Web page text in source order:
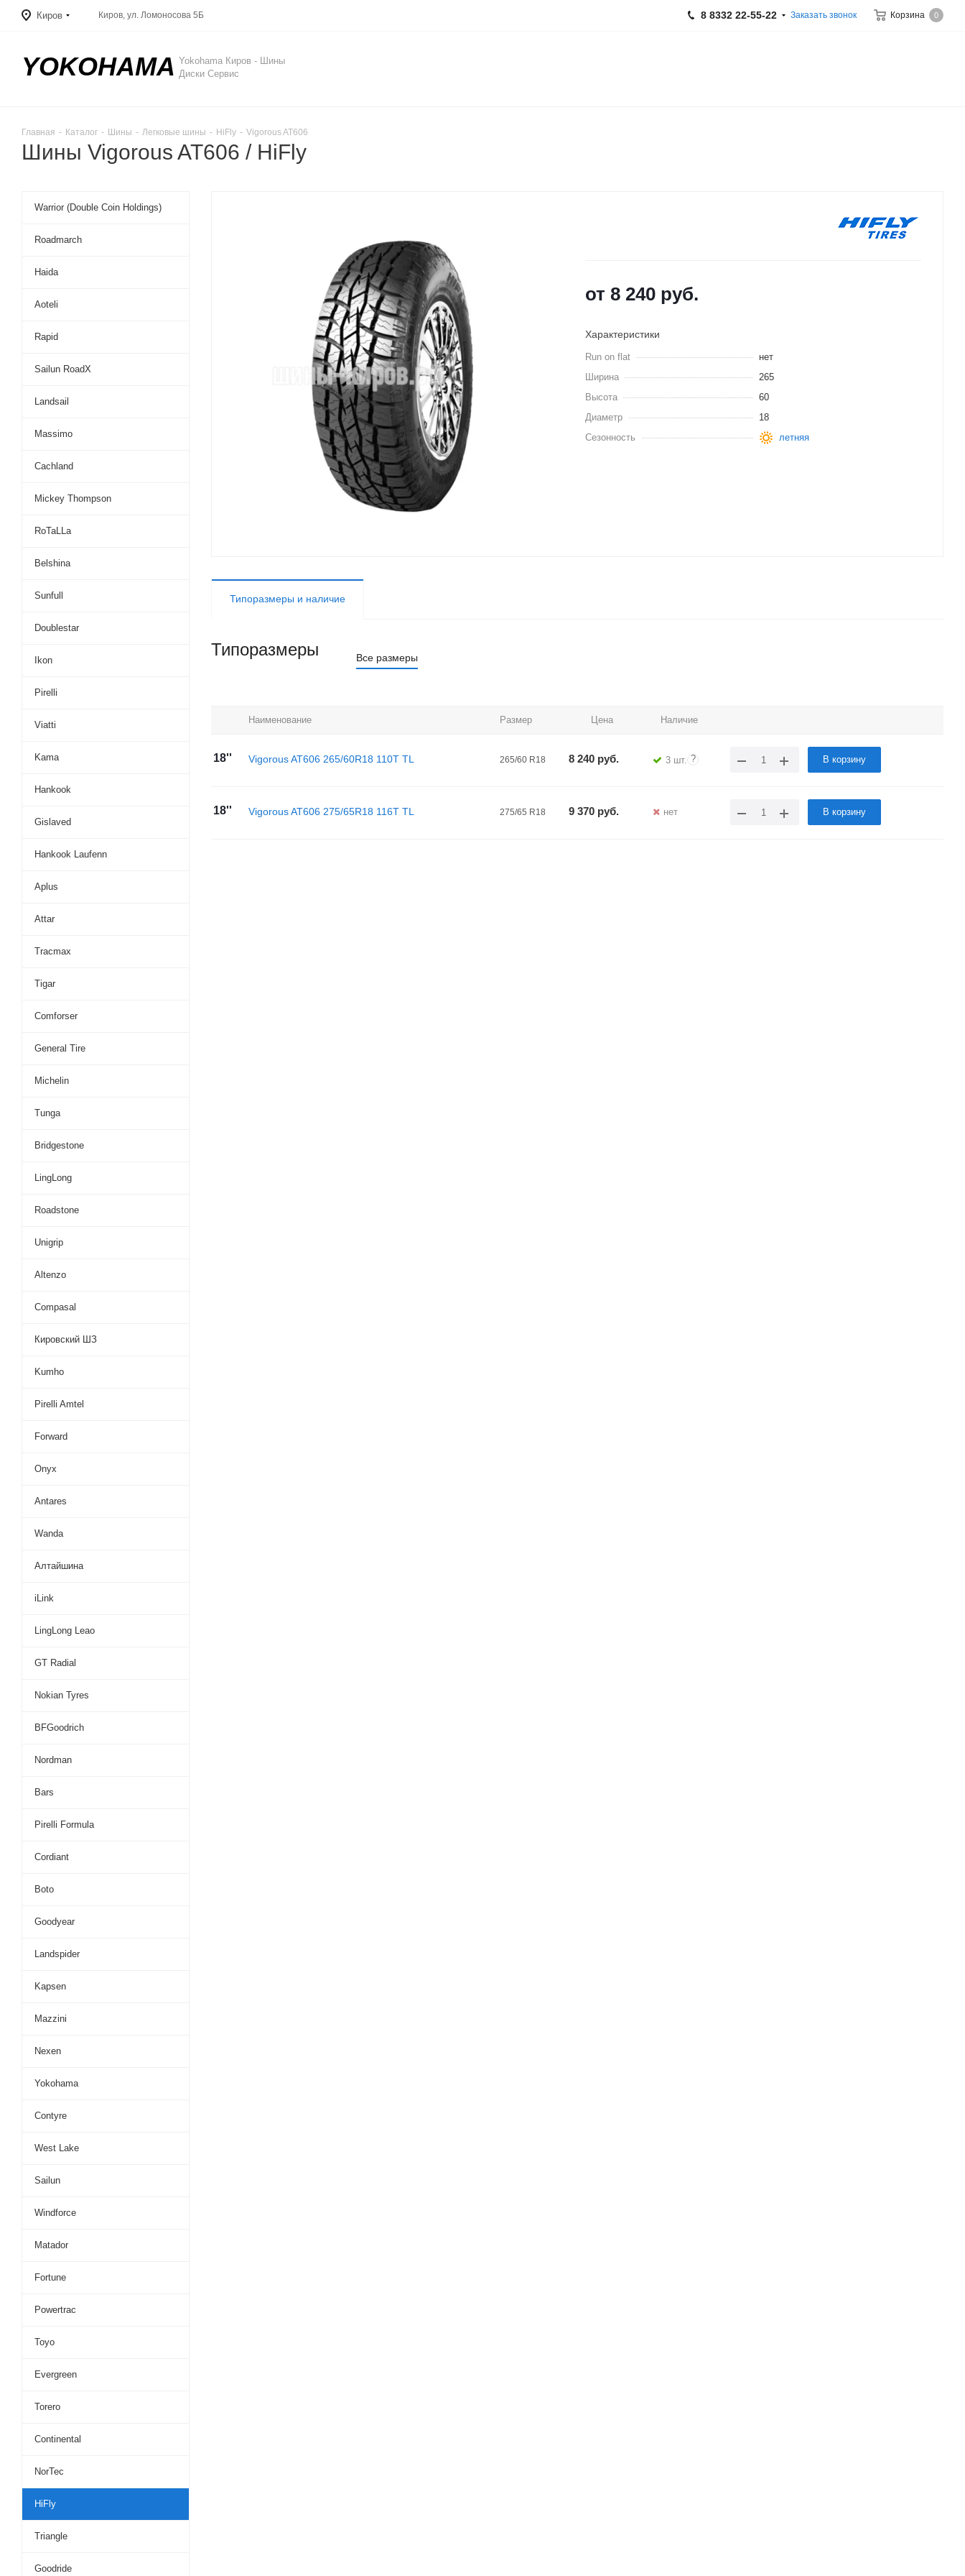
Киров Корзина 0
Киров, ул. Ломоносова 5Б 8 8332 22-55-22 Заказать звонок
YOKOHAMA Yokohama Киров - Шины
Диски Сервис
Главная - Каталог - Шины - Легковые шины - HiFly - Vigorous AT606
Шины Vigorous AT606 / HiFly
от 8 240 руб.
Характеристики
Run on flat
нет
Ширина
265
Высота
60
Диаметр
18
Сезонность
летняя
Типоразмеры и наличие
Типоразмеры Все размеры
Наименование Размер Цена Наличие
18'' Vigorous AT606 265/60R18 110T TL 265/60 R18 8 240 руб. 3 шт. ? В корзину
18'' Vigorous AT606 275/65R18 116T TL 275/65 R18 9 370 руб. нет В корзину
Warrior (Double Coin Holdings)
Roadmarch
Haida
Aoteli
Rapid
Sailun RoadX
Landsail
Massimo
Cachland
Mickey Thompson
RoTaLLa
Belshina
Sunfull
Doublestar
Ikon
Pirelli
Viatti
Kama
Hankook
Gislaved
Hankook Laufenn
Aplus
Attar
Tracmax
Tigar
Comforser
General Tire
Michelin
Tunga
Bridgestone
LingLong
Roadstone
Unigrip
Altenzo
Compasal
Кировский ШЗ
Kumho
Pirelli Amtel
Forward
Onyx
Antares
Wanda
Алтайшина
iLink
LingLong Leao
GT Radial
Nokian Tyres
BFGoodrich
Nordman
Bars
Pirelli Formula
Cordiant
Boto
Goodyear
Landspider
Kapsen
Mazzini
Nexen
Yokohama
Contyre
West Lake
Sailun
Windforce
Matador
Fortune
Powertrac
Toyo
Evergreen
Torero
Continental
NorTec
HiFly
Triangle
Goodride